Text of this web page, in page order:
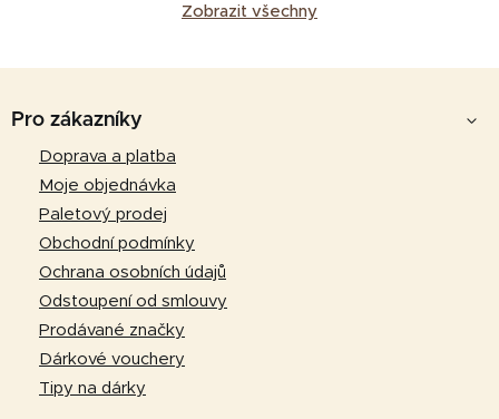
Zobrazit všechny
Pro zákazníky
Doprava a platba
Moje objednávka
Paletový prodej
Obchodní podmínky
Ochrana osobních údajů
Odstoupení od smlouvy
Prodávané značky
Dárkové vouchery
Tipy na dárky